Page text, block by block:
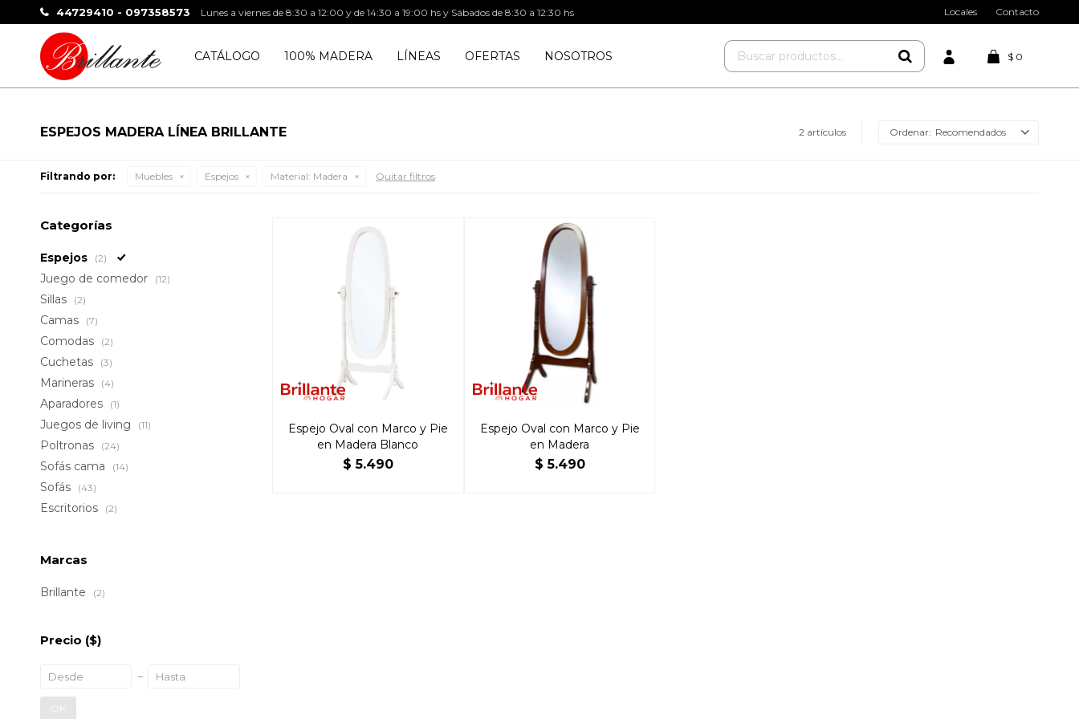
CATÁLOGO 100% MADERA LÍNEAS OFERTAS NOSOTROS $ 0
44729410 - 097358573 Lunes a viernes de 8:30 a 12:00 y de 14:30 a 19:00 hs y Sábados de 8:30 a 12:30 hs Locales Contacto
ESPEJOS MADERA LÍNEA BRILLANTE 2 artículos Recomendados
Filtrando por: Muebles Espejos Material: Madera Quitar filtros
Espejo Oval con Marco y Pie
en Madera Blanco
$ 5.490
Espejo Oval con Marco y Pie
en Madera
$ 5.490
Categorías
Espejos (2)
Juego de comedor (12)
Sillas (2)
Camas (7)
Comodas (2)
Cuchetas (3)
Marineras (4)
Aparadores (1)
Juegos de living (11)
Poltronas (24)
Sofás cama (14)
Sofás (43)
Escritorios (2)
Marcas
Brillante (2)
Precio ($)
OK